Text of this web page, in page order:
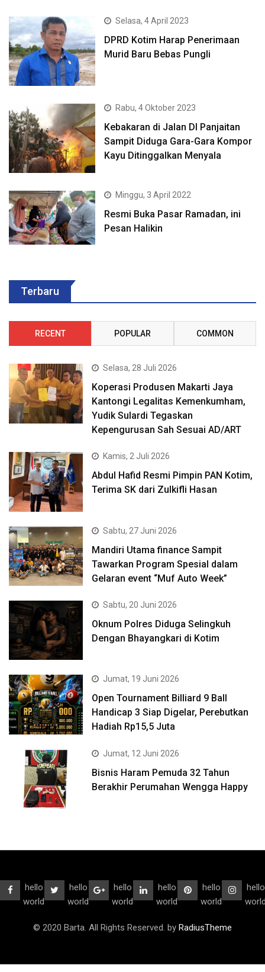
Selasa, 4 April 2023
DPRD Kotim Harap Penerimaan
Murid Baru Bebas Pungli
Rabu, 4 Oktober 2023
Kebakaran di Jalan DI Panjaitan
Sampit Diduga Gara-Gara Kompor
Kayu Ditinggalkan Menyala
Minggu, 3 April 2022
Resmi Buka Pasar Ramadan, ini
Pesan Halikin
Terbaru
RECENT POPULAR COMMON
Selasa, 28 Juli 2026
Koperasi Produsen Makarti Jaya
Kantongi Legalitas Kemenkumham,
Yudik Sulardi Tegaskan
Kepengurusan Sah Sesuai AD/ART
Kamis, 2 Juli 2026
Abdul Hafid Resmi Pimpin PAN Kotim,
Terima SK dari Zulkifli Hasan
Sabtu, 27 Juni 2026
Mandiri Utama finance Sampit
Tawarkan Program Spesial dalam
Gelaran event “Muf Auto Week”
Sabtu, 20 Juni 2026
Oknum Polres Diduga Selingkuh
Dengan Bhayangkari di Kotim
Jumat, 19 Juni 2026
Open Tournament Billiard 9 Ball
Handicap 3 Siap Digelar, Perebutkan
Hadiah Rp15,5 Juta
Jumat, 12 Juni 2026
Bisnis Haram Pemuda 32 Tahun
Berakhir Perumahan Wengga Happy
hello
world
hello
world
hello
world
hello
world
hello
world
hello
© 2020 Barta. All Rights Reserved. by RadiusTheme